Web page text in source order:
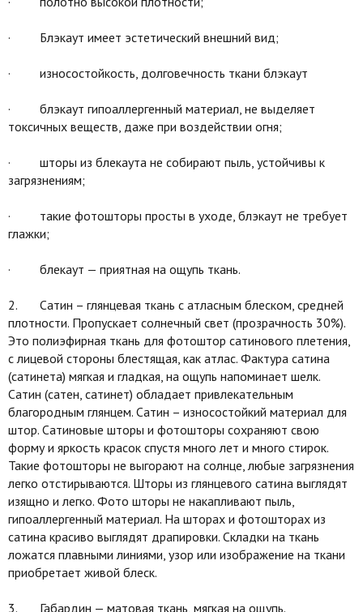
· Блэкаут имеет эстетический внешний вид;
· износостойкость, долговечность ткани блэкаут
· блэкаут гипоаллергенный материал, не выделяет
токсичных веществ, даже при воздействии огня;
· шторы из блекаута не собирают пыль, устойчивы к
загрязнениям;
· такие фотошторы просты в уходе, блэкаут не требует
глажки;
· блекаут — приятная на ощупь ткань.
2. Сатин – глянцевая ткань с атласным блеском, средней
плотности. Пропускает солнечный свет (прозрачность 30%).
Это полиэфирная ткань для фотоштор сатинового плетения,
с лицевой стороны блестящая, как атлас. Фактура сатина
(сатинета) мягкая и гладкая, на ощупь напоминает шелк.
Сатин (сатен, сатинет) обладает привлекательным
благородным глянцем. Сатин – износостойкий материал для
штор. Сатиновые шторы и фотошторы сохраняют свою
форму и яркость красок спустя много лет и много стирок.
Такие фотошторы не выгорают на солнце, любые загрязнения
легко отстирываются. Шторы из глянцевого сатина выглядят
изящно и легко. Фото шторы не накапливают пыль,
гипоаллергенный материал. На шторах и фотошторах из
сатина красиво выглядят драпировки. Складки на ткань
ложатся плавными линиями, узор или изображение на ткани
приобретает живой блеск.
3. Габардин — матовая ткань, мягкая на ощупь.